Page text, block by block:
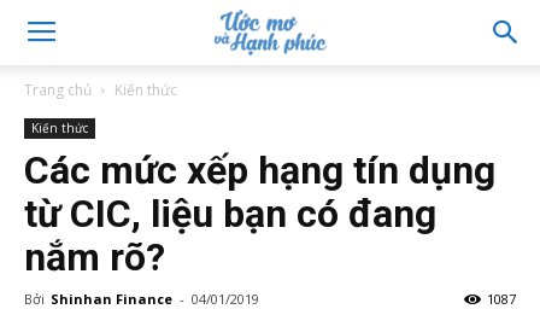
Trang chủ Kiến thức
Kiến thức
Các mức xếp hạng tín dụng
từ CIC, liệu bạn có đang
nắm rõ?
Bởi Shinhan Finance - 04/01/2019 1087